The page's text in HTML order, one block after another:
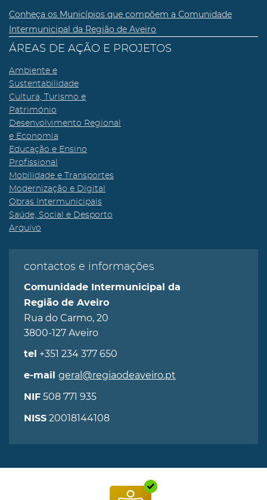
Conheça os Municípios que compõem a Comunidade
Intermunicipal da Região de Aveiro
ÁREAS DE AÇÃO E PROJETOS
Ambiente e
Sustentabilidade
Cultura, Turismo e
Património
Desenvolvimento Regional
e Economia
Educação e Ensino
Profissional
Mobilidade e Transportes
Modernização e Digital
Obras Intermunicipais
Saúde, Social e Desporto
Arquivo
contactos e informações
Comunidade Intermunicipal da
Região de Aveiro
Rua do Carmo, 20
3800-127 Aveiro
tel +351 234 377 650
e-mail geral@regiaodeaveiro.pt
NIF 508 771 935
NISS 20018144108